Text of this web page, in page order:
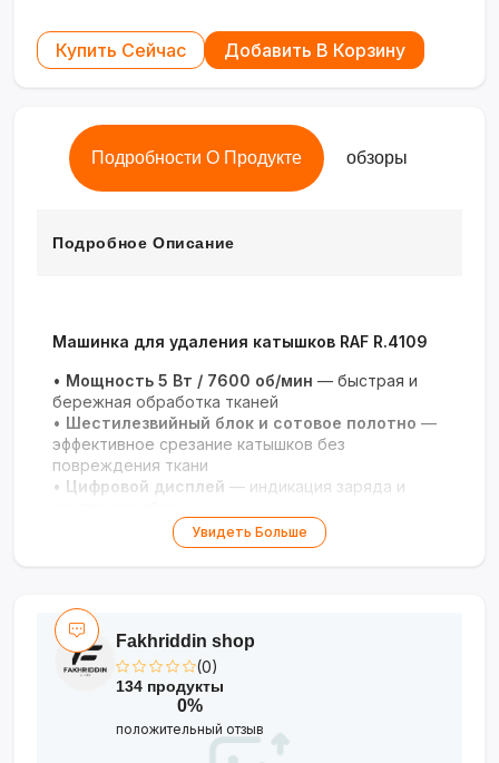
Купить Сейчас Добавить В Корзину
Подробности О Продукте обзоры
Подробное Описание
Машинка для удаления катышков RAF R.4109
• Мощность 5 Вт / 7600 об/мин — быстрая и
бережная обработка тканей
• Шестилезвийный блок и сотовое полотно —
эффективное срезание катышков без
повреждения ткани
• Цифровой дисплей — индикация заряда и
Перезаряжаемый аккумулятор— удобство
использования без проводов
Увидеть Больше
Fakhriddin shop
(0)
134 продукты
0%
положительный отзыв